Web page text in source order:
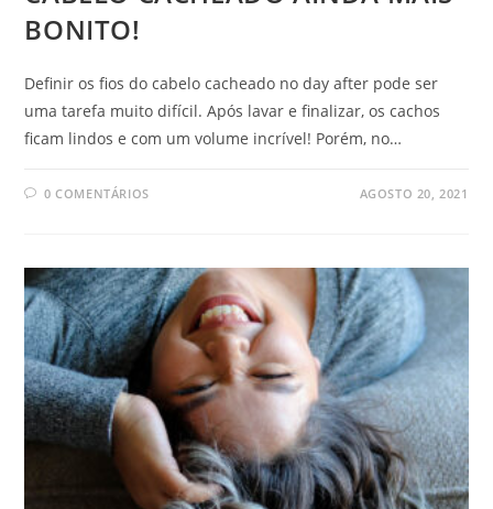
BONITO!
Definir os fios do cabelo cacheado no day after pode ser
uma tarefa muito difícil. Após lavar e finalizar, os cachos
ficam lindos e com um volume incrível! Porém, no…
0 COMENTÁRIOS AGOSTO 20, 2021